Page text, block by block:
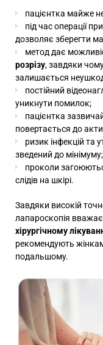
пацієнтка майже
під час операції
дозволяє зберегти
метод дає
розрізу, завдяки
залишається
постійний
уникнути помилок;
пацієнтка
повертається до
ризик інфекцій та
зведений до мінімуму;
проколи
слідів на шкірі.
Завдяки високій
лапароскопія
хірургічному
рекомендують
подальшому.